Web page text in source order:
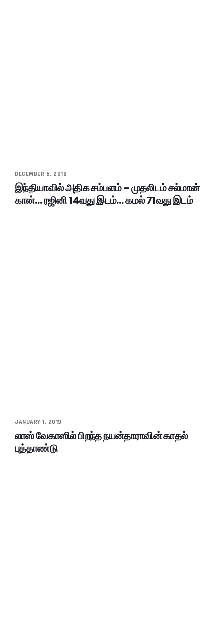
DECEMBER 6, 2018
இந்தியாவில் அதிக சம்பளம் – முதலிடம் சல்மான்
கான்… ரஜினி 14வது இடம்… கமல் 71வது இடம்
JANUARY 1, 2019
லாஸ் வேகாஸில் பிறந்த நயன்தாராவின் காதல்
புத்தாண்டு